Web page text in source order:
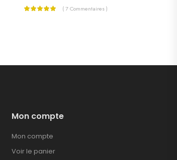
( 7 Commentaires )
Mon compte
Mon compte
Voir le panier